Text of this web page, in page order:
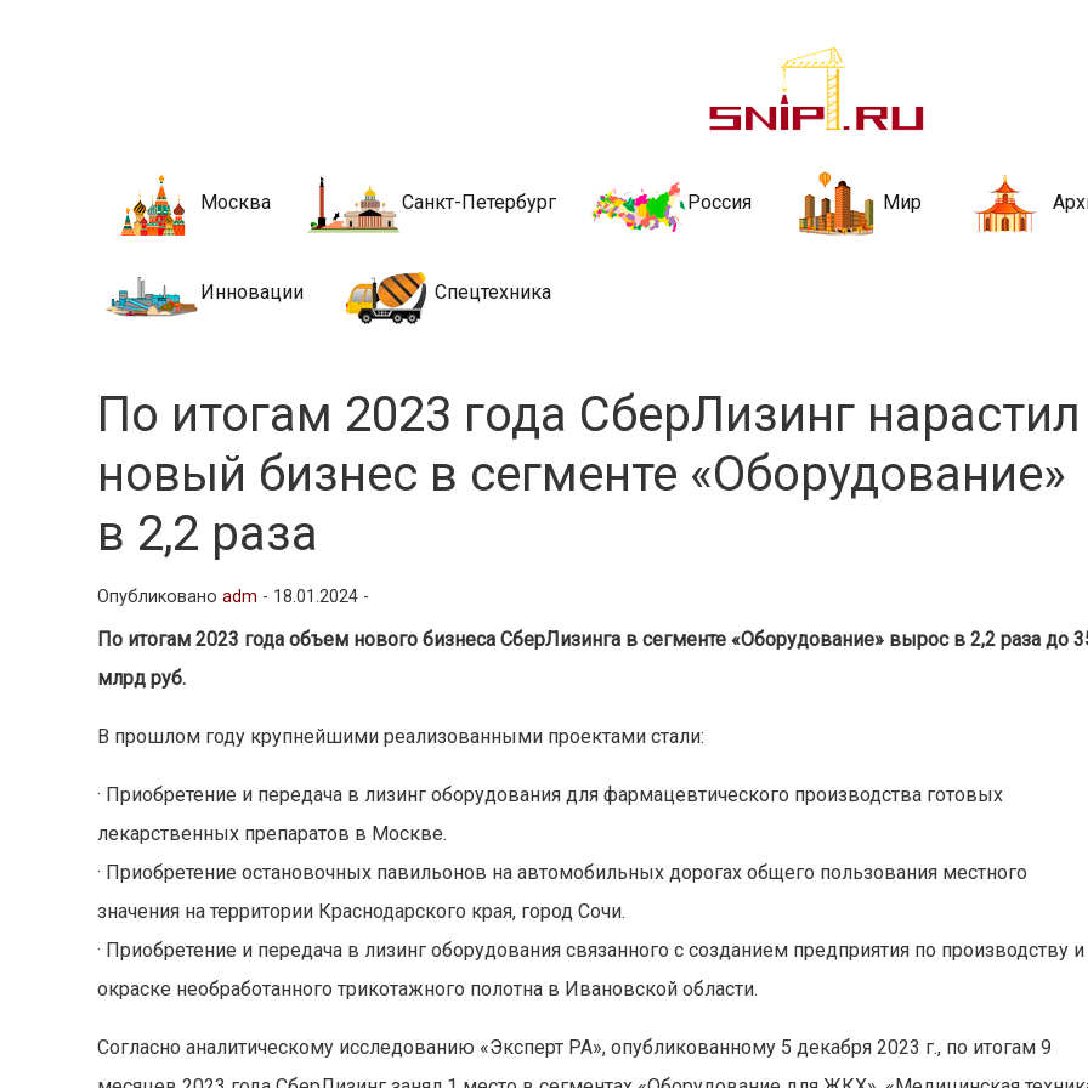
Новости строительства и
стройкой рубрики
Москва Санкт-Петербург Россия Мир
Инновации Спецтехника
По итогам 2023 года СберЛизинг нарастил
новый бизнес в сегменте «Оборудование»
в 2,2 раза
Опубликованоadm - 18.01.2024 -
По итогам 2023 года объем нового бизнеса СберЛизинга в сегменте «Оборудование» вырос в 2,2 раза до
млрд руб.
В прошлом году крупнейшими реализованными проектами стали:
· Приобретение и передача в лизинг оборудования для фармацевтического производства готовых
лекарственных препаратов в Москве.
· Приобретение остановочных павильонов на автомобильных дорогах общего пользования местного
значения на территории Краснодарского края, город Сочи.
· Приобретение и передача в лизинг оборудования связанного с созданием предприятия по производству и
окраске необработанного трикотажного полотна в Ивановской области.
Cогласно аналитическому исследованию «Эксперт РА», опубликованному 5 декабря 2023 г., по итогам 9